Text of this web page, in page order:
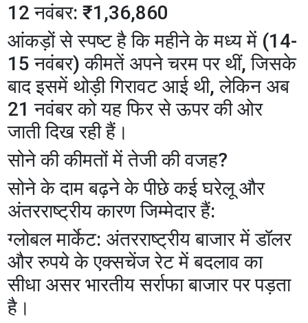
​12 नवंबर: ₹1,36,860
​आंकड़ों से स्पष्ट है कि महीने के मध्य में (14-
15 नवंबर) कीमतें अपने चरम पर थीं, जिसके
बाद इसमें थोड़ी गिरावट आई थी, लेकिन अब
21 नवंबर को यह फिर से ऊपर की ओर
जाती दिख रही हैं।
​सोने की कीमतों में तेजी की वजह?
​सोने के दाम बढ़ने के पीछे कई घरेलू और
अंतरराष्ट्रीय कारण जिम्मेदार हैं:
​ग्लोबल मार्केट: अंतरराष्ट्रीय बाजार में डॉलर
और रुपये के एक्सचेंज रेट में बदलाव का
सीधा असर भारतीय सर्राफा बाजार पर पड़ता
है।